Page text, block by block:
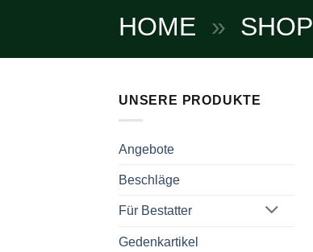
HOME » SHOP
UNSERE PRODUKTE
Angebote
Beschläge
Für Bestatter
Gedenkartikel